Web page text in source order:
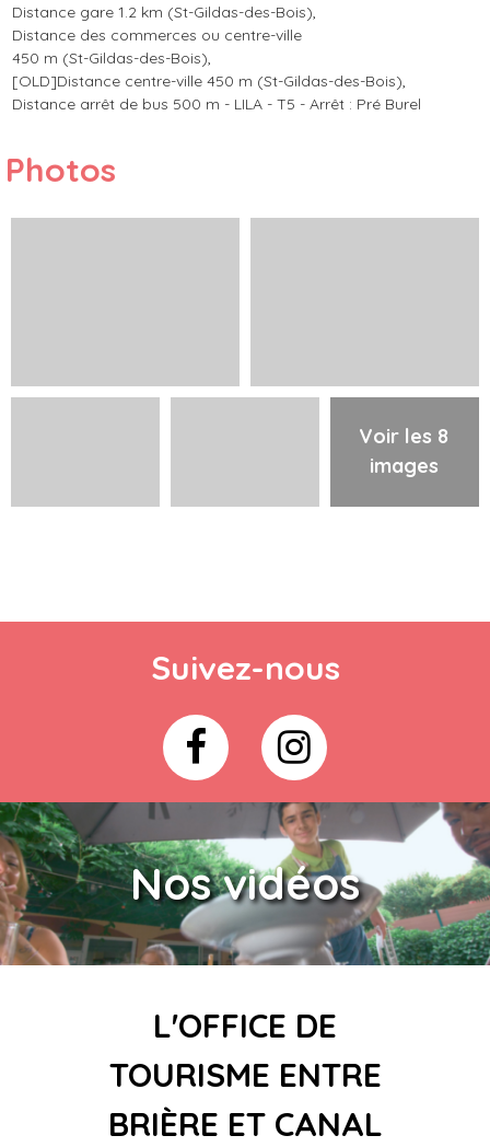
Distance gare 1.2 km (St-Gildas-des-Bois)
Distance des commerces ou centre-ville
450 m (St-Gildas-des-Bois)
[OLD]Distance centre-ville 450 m (St-Gildas-des-Bois)
Distance arrêt de bus 500 m - LILA - T5 - Arrêt : Pré Burel
Photos
Voir les 8
images
Suivez-nous
Nos vidéos
L'OFFICE DE
TOURISME ENTRE
BRIÈRE ET CANAL